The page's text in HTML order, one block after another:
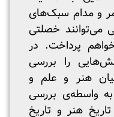
و مدام سبک‌های
خصلتی
پرداخت. در
را بررسی
هنر و علم و
واسطه‌ی بررسی
هنر و تاریخ